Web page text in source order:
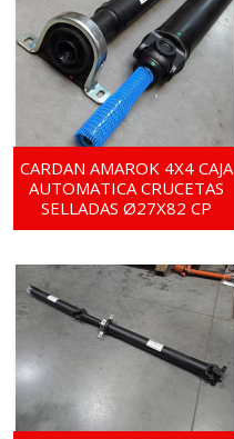
CARDAN AMAROK 4X4 CAJA
AUTOMATICA CRUCETAS
SELLADAS Ø27X82 CP